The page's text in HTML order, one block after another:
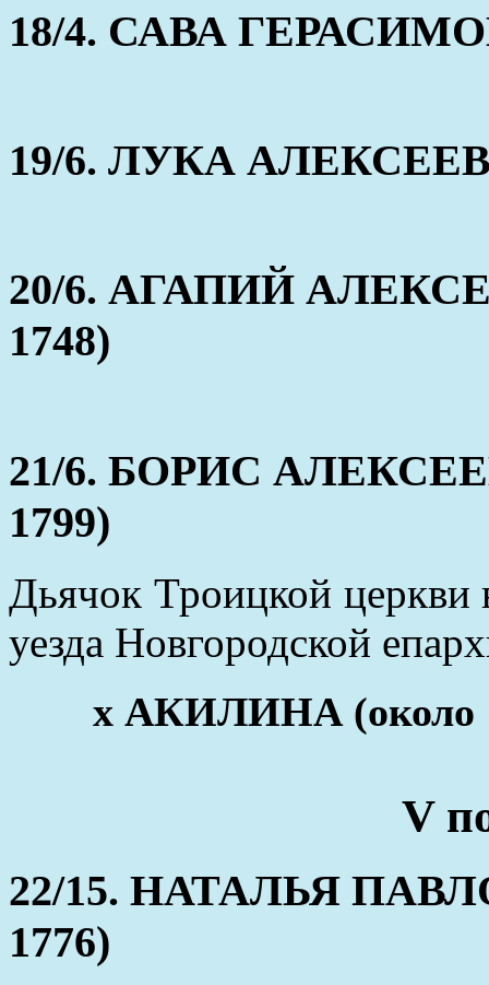
18/4. САВА
19/6. ЛУКА АЛЕКСЕЕВ
20/6. АГАПИЙ
1748)
21/6. БОРИС АЛЕКСЕЕВ
1799)
Дьячок Троицкой церкви
уезда Новгородской
х АКИЛИНА (около
V
22/15. НАТАЛЬЯ
1776)